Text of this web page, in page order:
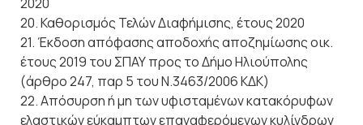
20. Καθορισμός Τελών Διαφήμισης, έτους 2020
21. Έκδοση απόφασης αποδοχής αποζημίωσης οικ.
έτους 2019 του ΣΠΑΥ προς το Δήμο Ηλιούπολης
(άρθρο 247, παρ 5 του Ν.3463/2006 ΚΔΚ)
22. Απόσυρση ή μη των υφισταμένων κατακόρυφων
ελαστικών εύκαμπτων επαναφερόμενων κυλίνδρων